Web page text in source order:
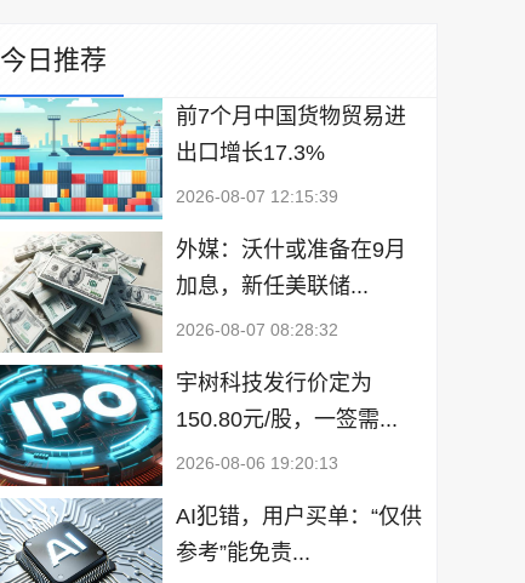
今日推荐
前7个月中国货物贸易进
出口增长17.3%
2026-08-07 12:15:39
外媒：沃什或准备在9月
加息，新任美联储...
2026-08-07 08:28:32
宇树科技发行价定为
150.80元/股，一签需...
2026-08-06 19:20:13
AI犯错，用户买单：“仅供
参考”能免责...